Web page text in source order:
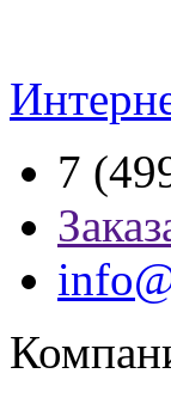
7